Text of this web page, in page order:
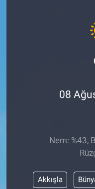
08
Nem: %43,
Akkışla